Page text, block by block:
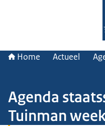
Home Actueel
Agenda
Tuinman